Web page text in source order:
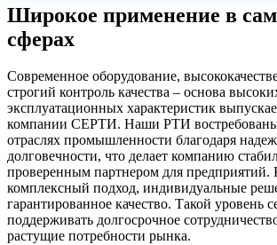
Широкое применение в
сферах
Современное оборудование,
строгий контроль качества – основа
эксплуатационных характеристик
компании СЕРТИ. Наши РТИ
отраслях промышленности благодаря
долговечности, что делает компанию
проверенным партнером для предприятий.
комплексный подход, индивидуальные
гарантированное качество. Такой уровень
поддерживать долгосрочное
растущие потребности рынка.